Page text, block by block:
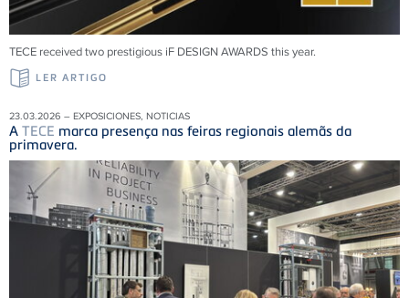
TECE received two prestigious iF DESIGN AWARDS this year.
LER ARTIGO
23.03.2026 – EXPOSICIONES, NOTICIAS
A TECE marca presença nas feiras regionais alemãs da
primavera.